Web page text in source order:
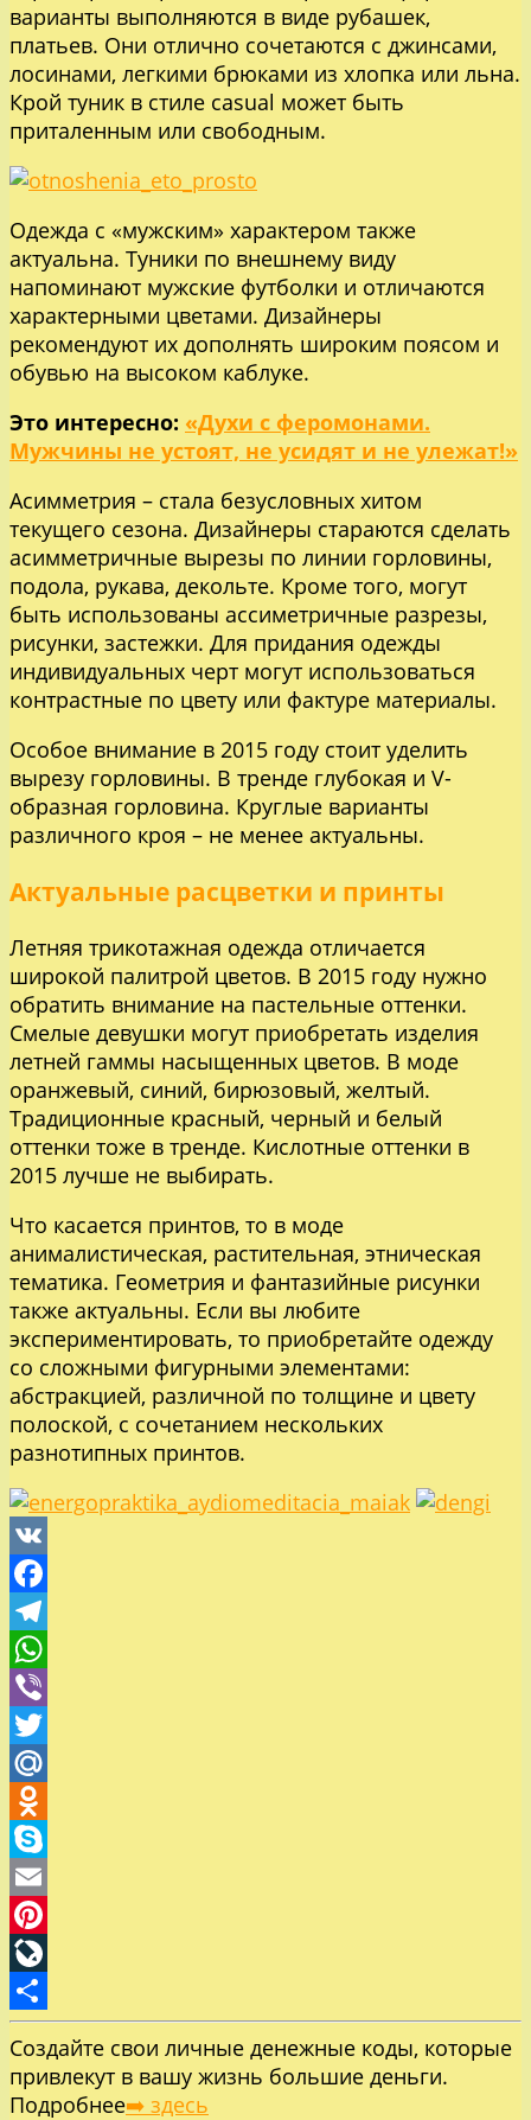
варианты выполняются в виде рубашек,
платьев. Они отлично сочетаются с джинсами,
лосинами, легкими брюками из хлопка или льна.
Крой туник в стиле casual может быть
приталенным или свободным.
Одежда с «мужским» характером также
актуальна. Туники по внешнему виду
напоминают мужские футболки и отличаются
характерными цветами. Дизайнеры
рекомендуют их дополнять широким поясом и
обувью на высоком каблуке.
Это интересно: «Духи с феромонами.
Мужчины не устоят, не усидят и не улежат!»
Асимметрия – стала безусловных хитом
текущего сезона. Дизайнеры стараются сделать
асимметричные вырезы по линии горловины,
подола, рукава, декольте. Кроме того, могут
быть использованы ассиметричные разрезы,
рисунки, застежки. Для придания одежды
индивидуальных черт могут использоваться
контрастные по цвету или фактуре материалы.
Особое внимание в 2015 году стоит уделить
вырезу горловины. В тренде глубокая и V-
образная горловина. Круглые варианты
различного кроя – не менее актуальны.
Актуальные расцветки и принты
Летняя трикотажная одежда отличается
широкой палитрой цветов. В 2015 году нужно
обратить внимание на пастельные оттенки.
Смелые девушки могут приобретать изделия
летней гаммы насыщенных цветов. В моде
оранжевый, синий, бирюзовый, желтый.
Традиционные красный, черный и белый
оттенки тоже в тренде. Кислотные оттенки в
2015 лучше не выбирать.
Что касается принтов, то в моде
анималистическая, растительная, этническая
тематика. Геометрия и фантазийные рисунки
также актуальны. Если вы любите
экспериментировать, то приобретайте одежду
со сложными фигурными элементами:
абстракцией, различной по толщине и цвету
полоской, с сочетанием нескольких
разнотипных принтов.
VK
Facebook
Telegram
WhatsApp
Viber
Twitter
Mail.Ru
Odnoklassniki
Skype
Email
Pinterest
LiveJournal
Отправить
Создайте свои личные денежные коды, которые
привлекут в вашу жизнь большие деньги.
Подробнее➡️ здесь